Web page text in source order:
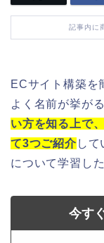
記事内に
ECサイト構築を
よく名前が挙がる
い方を知る上で
て3つご紹介 し
について学習し
今す